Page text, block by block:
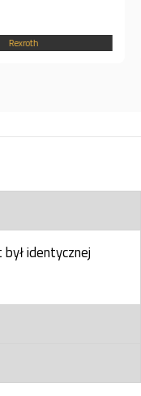
Rexroth
identycznej